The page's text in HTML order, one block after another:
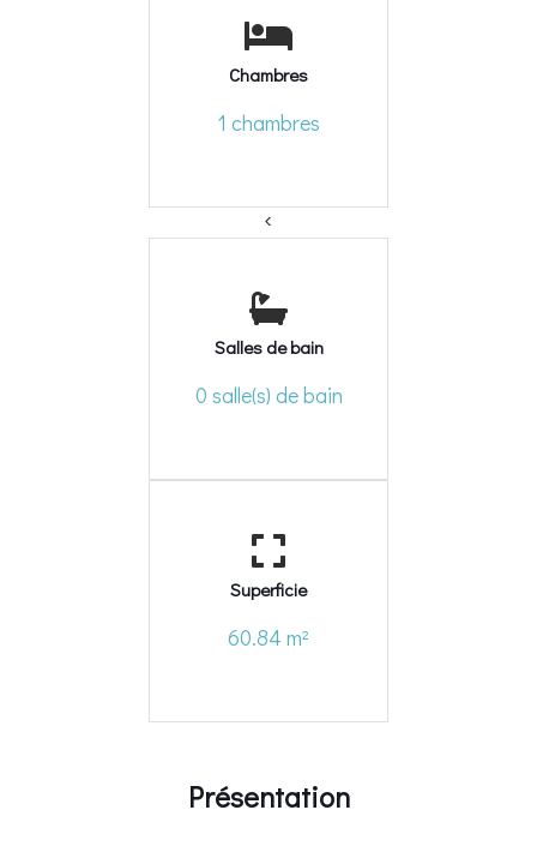
Chambres
1 chambres
<
Salles de bain
0 salle(s) de bain
Superficie
60.84 m²
Présentation